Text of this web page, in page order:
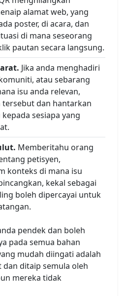
alamat web, yang
poster, di acara, dan
di mana seseorang
pautan secara langsung.
Jika anda menghadiri
atau sebarang
isu anda relevan,
dan hantarkan
sesiapa yang
Memberitahu orang
petisyen,
konteks di mana isu
kekal sebagai
boleh dipercayai untuk
pendek dan boleh
pada semua bahan
mudah diingati adalah
ditaip semula oleh
mereka tidak